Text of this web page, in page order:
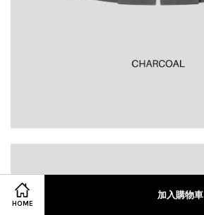
HOME
加入購物車